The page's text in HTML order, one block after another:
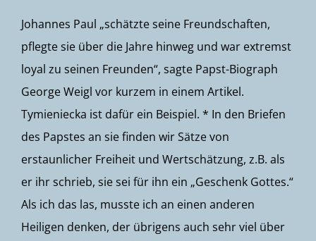
Johannes Paul „schätzte seine Freundschaften,
pflegte sie über die Jahre hinweg und war extremst
loyal zu seinen Freunden“, sagte Papst-Biograph
George Weigl vor kurzem in einem Artikel.
Tymieniecka ist dafür ein Beispiel. * In den Briefen
des Papstes an sie finden wir Sätze von
erstaunlicher Freiheit und Wertschätzung, z.B. als
er ihr schrieb, sie sei für ihn ein „Geschenk Gottes.“
Als ich das las, musste ich an einen anderen
Heiligen denken, der übrigens auch sehr viel über